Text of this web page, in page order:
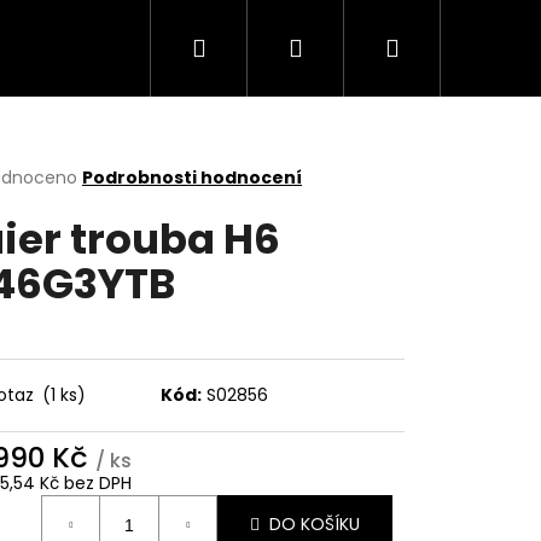
Mikrovlnné trouby
Hledat PřihlášeníNákupní
Podrobnosti hodnocení
trouba H6
(1 ks) Kód: S02856
Kč / ks
Kč bez DPH
DO KOŠÍKU